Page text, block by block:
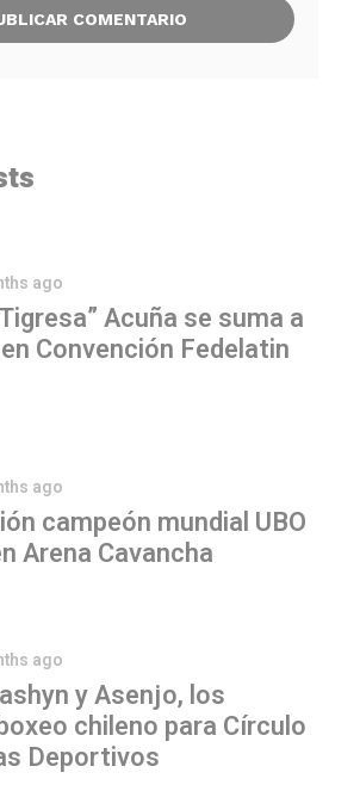
ago
Acuña se suma a
Convención Fedelatin
ago
campeón mundial UBO
Arena Cavancha
ago
y Asenjo, los
chileno para Círculo
Deportivos